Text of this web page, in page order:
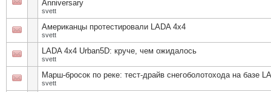
Anniversary
svett
Американцы протестировали LADA 4х4
svett
LADA 4x4 Urban5D: круче, чем ожидалось
svett
Марш-бросок по реке: тест-драйв снегоболотохода на базе
svett